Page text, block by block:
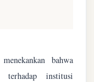
bahwa
terhadap institusi